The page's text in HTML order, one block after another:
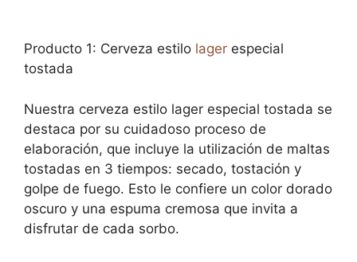
Producto 1: Cerveza estilo lager especial
tostada
Nuestra cerveza estilo lager especial tostada se
destaca por su cuidadoso proceso de
elaboración, que incluye la utilización de maltas
tostadas en 3 tiempos: secado, tostación y
golpe de fuego. Esto le confiere un color dorado
oscuro y una espuma cremosa que invita a
disfrutar de cada sorbo.